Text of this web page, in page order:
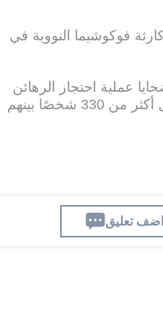
كارثة فوكوشيما النووية في
عملية احتجاز الرهائن
في إحدى مدارس بيسلان بالقوقاز الروسي، والتي انتهت بمقتل أكثر من 330 شخصًا بينهم
اضف تعليق